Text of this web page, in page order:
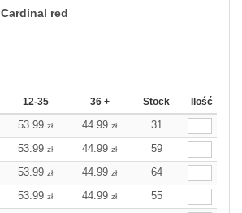
Cardinal red
12-35 36 + Stock Ilość
53.99 zł 44.99 zł
31
53.99 zł 44.99 zł
59
53.99 zł 44.99 zł
64
53.99 zł 44.99 zł
55